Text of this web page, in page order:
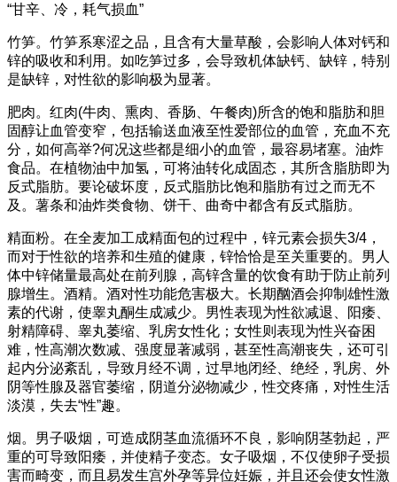
“甘辛、冷，耗气损血”
竹笋。竹笋系寒涩之品，且含有大量草酸，会影响人体对钙和
锌的吸收和利用。如吃笋过多，会导致机体缺钙、缺锌，特别
是缺锌，对性欲的影响极为显著。
肥肉。红肉(牛肉、熏肉、香肠、午餐肉)所含的饱和脂肪和胆
固醇让血管变窄，包括输送血液至性爱部位的血管，充血不充
分，如何高举?何况这些都是细小的血管，最容易堵塞。油炸
食品。在植物油中加氢，可将油转化成固态，其所含脂肪即为
反式脂肪。要论破坏度，反式脂肪比饱和脂肪有过之而无不
及。薯条和油炸类食物、饼干、曲奇中都含有反式脂肪。
精面粉。在全麦加工成精面包的过程中，锌元素会损失3/4，
而对于性欲的培养和生殖的健康，锌恰恰是至关重要的。男人
体中锌储量最高处在前列腺，高锌含量的饮食有助于防止前列
腺增生。酒精。酒对性功能危害极大。长期酗酒会抑制雄性激
素的代谢，使睾丸酮生成减少。男性表现为性欲减退、阳痿、
射精障碍、睾丸萎缩、乳房女性化；女性则表现为性兴奋困
难，性高潮次数减、强度显著减弱，甚至性高潮丧失，还可引
起内分泌紊乱，导致月经不调，过早地闭经、绝经，乳房、外
阴等性腺及器官萎缩，阴道分泌物减少，性交疼痛，对性生活
淡漠，失去“性”趣。
烟。男子吸烟，可造成阴茎血流循环不良，影响阴茎勃起，严
重的可导致阳痿，并使精子变态。女子吸烟，不仅使卵子受损
害而畸变，而且易发生宫外孕等异位妊娠，并且还会使女性激